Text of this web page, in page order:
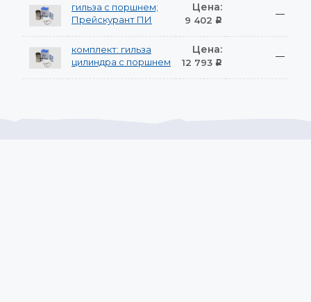
гильза с поршнем;
Прейскурант ПИ
Цена:
9 402 Р
—
комплект: гильза
цилиндра с поршнем
Цена:
12 793 Р
—